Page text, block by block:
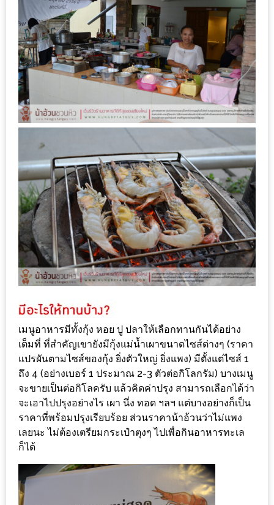
ที่
ใหญ่
ที่สุด
ใน
โลก
โรง
แรม
ลิ
เดย์
อินน์
เชียงใหม่
PANDA
TIME
:
เรา
ไม่
ทำ
อาหาร
ทาน
เอง?
SHOP
TOP
10
เมนูอาหารมีทั้งกุ้ง หอย ปู ปลาให้เลือกทานกันได้อย่าง
เต็มที่ ที่สำคัญเขายังมีกุ้งแม่น้ำเผาขนาดไซส์ต่างๆ (ราคา
แปรผันตามไซส์ของกุ้ง ยิ่งตัวใหญ่ ยิ่งแพง) มีตั้งแต่ไซส์ 1
ถึง 4 (อย่างเบอร์ 1 ประมาณ 2-3 ตัวต่อกิโลกรัม) บางเมนู
จะขายเป็นต่อกิโลครับ แล้วคิดค่าปรุง สามารถเลือกได้ว่า
จะเอาไปปรุงอย่างไร เผา นึ่ง ทอด ฯลฯ แต่บางอย่างก็เป็น
ราคาที่พร้อมปรุงเรียบร้อย ส่วนราคาน้าอ้วนว่าไม่แพง
เลยนะ ไม่ต้องเตรียมกระเป๋าตุงๆ ไปเพื่อกินอาหารทะเล
ก็ได้